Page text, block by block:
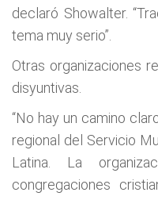
declaró Showalter.
tema muy serio”.
Otras organizaciones
disyuntivas.
“No hay un camino
regional del Servicio
Latina. La
congregaciones